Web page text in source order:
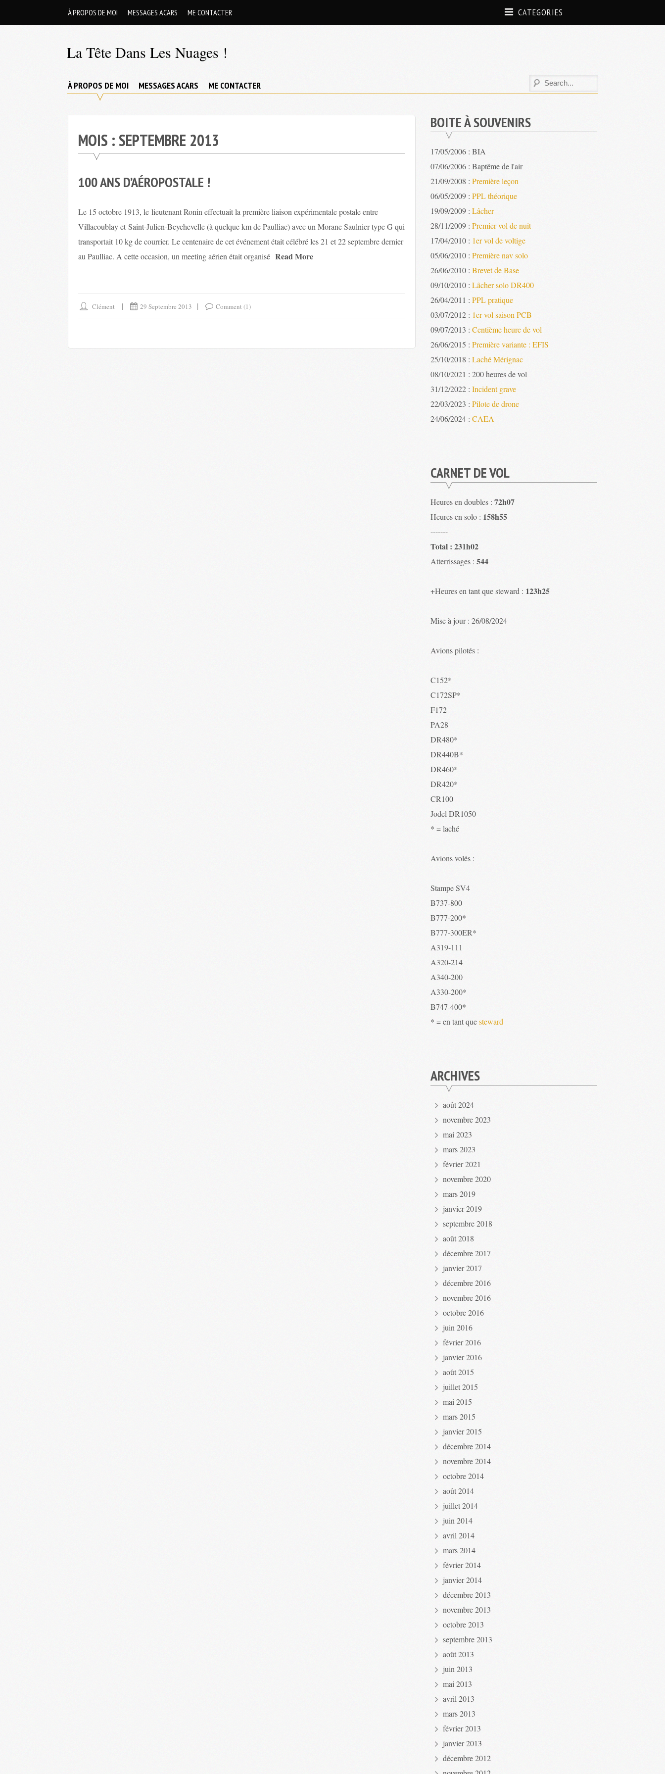
À PROPOS DE MOI MESSAGES ACARS ME CONTACTER CATEGORIES
La Tête Dans Les Nuages !
aventures
privé
À PROPOS DE MOI MESSAGES ACARS ME CONTACTER
MOIS :SEPTEMBRE 2013
100 ANS D’AÉROPOSTALE !
Le 15 octobre 1913, le lieutenant Ronin effectuait la première liaison expérimentale postale entre
Villacoublay et Saint-Julien-Beychevelle (à quelque km de Paulliac) avec un Morane Saulnier type G qui
transportait 10 kg de courrier. Le centenaire de cet événement était célébré les 21 et 22 septembre dernier
au Paulliac. A cette occasion, un meeting aérien était organisé Read More
Clément 29 Septembre 2013 Comment (1)
BOITE À SOUVENIRS
17/05/2006 : BIA
07/06/2006 : Baptême de l'air
21/09/2008 :Première leçon
06/05/2009 :PPL théorique
19/09/2009 :Lâcher
28/11/2009 :Premier vol de nuit
17/04/2010 : 1er vol de voltige
05/06/2010 :Première nav solo
26/06/2010 :Brevet de Base
09/10/2010 :Lâcher solo DR400
26/04/2011 :PPL pratique
03/07/2012 : 1er vol saison PCB
09/07/2013 :Centième heure de vol
26/06/2015 :Première variante : EFIS
25/10/2018 :Laché Mérignac
08/10/2021 : 200 heures de vol
31/12/2022 :Incident grave
22/03/2023 :Pilote de drone
24/06/2024 :CAEA
CARNET DE VOL
Heures en doubles :72h07
Heures en solo : 158h55
-------
Total : 231h02
Atterrissages :544
+Heures en tant que steward : 123h25
Mise à jour : 26/08/2024
Avions pilotés :
C152*
C172SP*
F172
PA28
DR480*
DR440B*
DR460*
DR420*
CR100
Jodel DR1050
* = laché
Avions volés :
Stampe SV4
B737-800
B777-200*
B777-300ER*
A319-111
A320-214
A340-200
A330-200*
B747-400*
* = en tant questeward
ARCHIVES
août 2024
novembre 2023
mai 2023
mars 2023
février 2021
novembre 2020
mars 2019
janvier 2019
septembre 2018
août 2018
décembre 2017
janvier 2017
décembre 2016
novembre 2016
octobre 2016
juin 2016
février 2016
janvier 2016
août 2015
juillet 2015
mai 2015
mars 2015
janvier 2015
décembre 2014
novembre 2014
octobre 2014
août 2014
juillet 2014
juin 2014
avril 2014
mars 2014
février 2014
janvier 2014
décembre 2013
novembre 2013
octobre 2013
septembre 2013
août 2013
juin 2013
mai 2013
avril 2013
mars 2013
février 2013
janvier 2013
décembre 2012